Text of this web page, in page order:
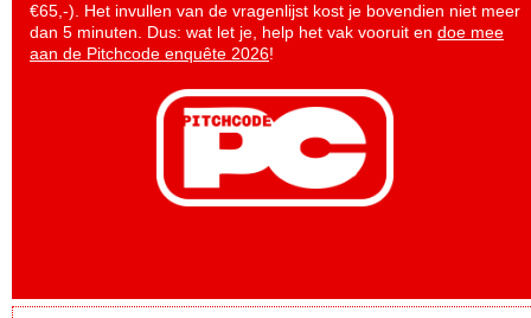
€65,-). Het invullen van de vragenlijst kost je bovendien niet meer
dan 5 minuten. Dus: wat let je, help het vak vooruit en doe mee
aan de Pitchcode enquête 2026!